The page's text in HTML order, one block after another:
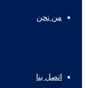
من نحن
اتصل بنا